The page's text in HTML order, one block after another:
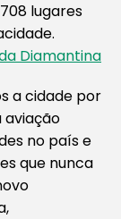
lugares
Diamantina
a cidade por
aviação
no país e
que nunca